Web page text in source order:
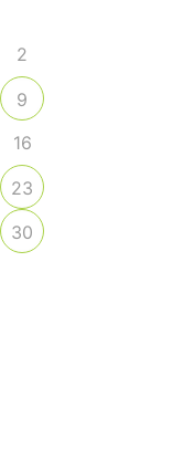
2
9
16
23
30